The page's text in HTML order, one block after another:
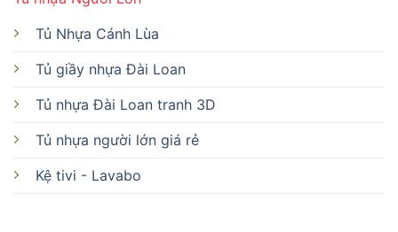
Tủ Nhựa Cánh Lùa
Tủ giầy nhựa Đài Loan
Tủ nhựa Đài Loan tranh 3D
Tủ nhựa người lớn giá rẻ
Kệ tivi - Lavabo